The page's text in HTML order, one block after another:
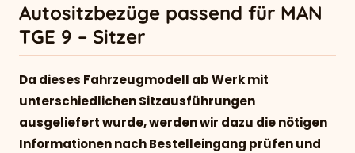
Autositzbezüge passend für MAN
TGE 9 – Sitzer
Da dieses Fahrzeugmodell ab Werk mit
unterschiedlichen Sitzausführungen
ausgeliefert wurde, werden wir dazu die nötigen
Informationen nach Bestelleingang prüfen und